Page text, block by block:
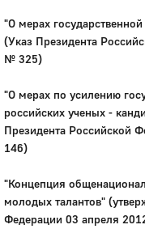
"О мерах
(Указ Президента
№ 325)
"О мерах по усилению
российских ученых -
Президента Российской
146)
"Концепция
молодых талантов"
Федерации 03 апреля